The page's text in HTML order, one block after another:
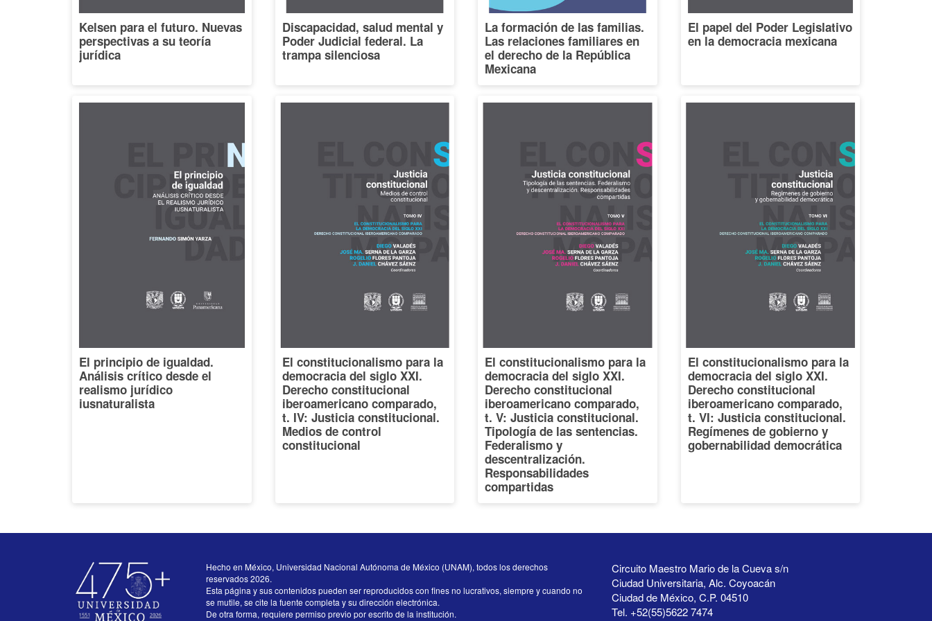
Kelsen para el futuro. Nuevas
perspectivas a su teoría
jurídica
Discapacidad, salud mental y
Poder Judicial federal. La
trampa silenciosa
La formación de las familias.
Las relaciones familiares en
el derecho de la República
Mexicana
El papel del Poder Legislativo
en la democracia mexicana
El principio de igualdad.
Análisis crítico desde el
realismo jurídico
iusnaturalista
El constitucionalismo para la
democracia del siglo XXI.
Derecho constitucional
iberoamericano comparado,
t. IV: Justicia constitucional.
Medios de control
constitucional
El constitucionalismo para la
democracia del siglo XXI.
Derecho constitucional
iberoamericano comparado,
t. V: Justicia constitucional.
Tipología de las sentencias.
Federalismo y
descentralización.
Responsabilidades
compartidas
El constitucionalismo para la
democracia del siglo XXI.
Derecho constitucional
iberoamericano comparado,
t. VI: Justicia constitucional.
Regímenes de gobierno y
gobernabilidad democrática
Circuito Maestro Mario de la Cueva s/n
Ciudad Universitaria, Alc. Coyoacán
Ciudad de México, C.P. 04510
Tel. +52(55)5622 7474
Hecho en México, Universidad Nacional Autónoma de México (UNAM), todos los derechos
reservados 2026.
Esta página y sus contenidos pueden ser reproducidos con fines no lucrativos, siempre y cuando no
se mutile, se cite la fuente completa y su dirección electrónica.
De otra forma, requiere permiso previo por escrito de la institución.